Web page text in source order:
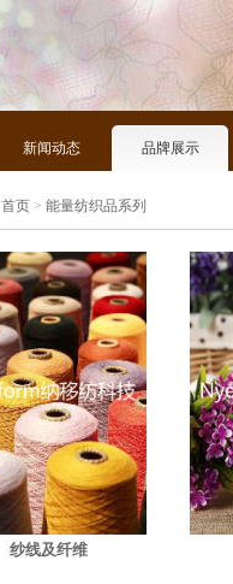
新闻动态 品牌展示
首页 > 能量纺织品系列
纱线及纤维